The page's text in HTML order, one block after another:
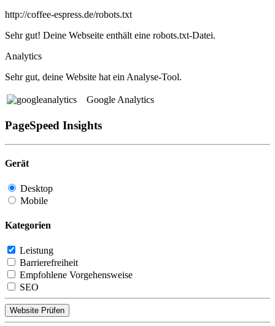
http://coffee-espress.de/robots.txt
Sehr gut! Deine Webseite enthält eine robots.txt-Datei.
Analytics
Sehr gut, deine Website hat ein Analyse-Tool.
Google Analytics
PageSpeed Insights
Gerät
Desktop
Mobile
Kategorien
Leistung
Barrierefreiheit
Empfohlene Vorgehensweise
SEO
Website Prüfen